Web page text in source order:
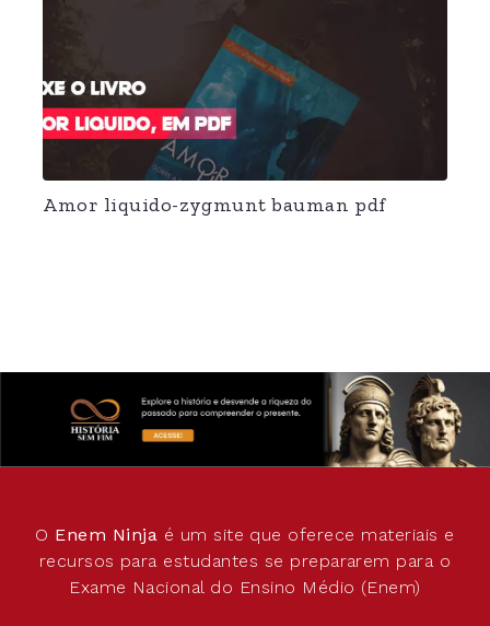
Amor liquido-zygmunt bauman pdf
O Enem Ninja é um site que oferece materiais e
recursos para estudantes se prepararem para o
Exame Nacional do Ensino Médio (Enem)